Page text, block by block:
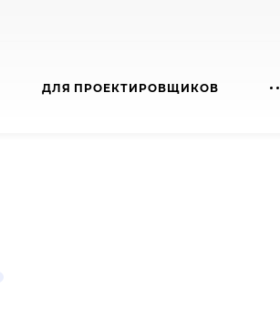
ДЛЯ ПРОЕКТИРОВЩИКОВ